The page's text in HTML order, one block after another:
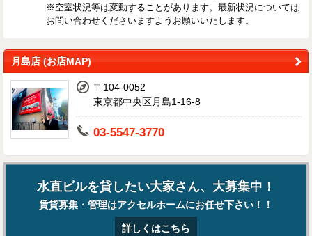
※空室状況等は変動することがあります。最新状況については
お問い合わせくださいますようお願いいたします。
月島店 (お店MAP)
〒104-0052
東京都中央区月島1-16-8
03-5547-3770
水直ビルを貸したい大家さん、大募集中！
賃貸募集・管理はアクセルホームにお任せ下さい！！
詳しくはこちら